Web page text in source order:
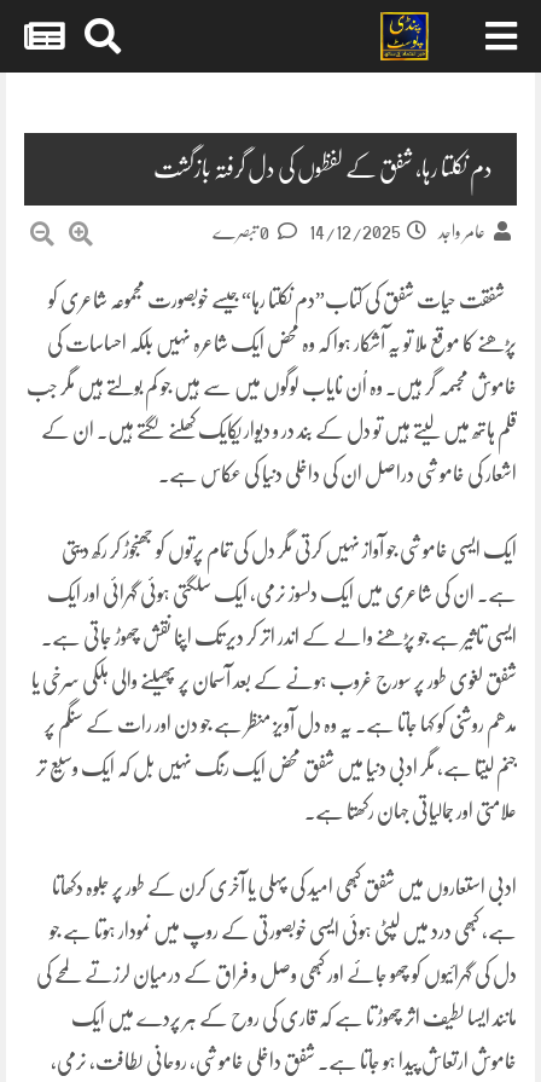
دم نکلتا رہا، شفق کے لفظوں کی دل گرفتہ بازگشت
عامر واجد 14/12/2025
شفقت حیات شفق کی کتاب”دم نکلتا رہا“جیسے خوبصورت مجموعہ شاعری کو
پڑھنے کا موقع ملا تو یہ آشکار ہوا کہ وہ محض ایک شاعرہ نہیں بلکہ احساسات کی
خاموش مجسمہ گر ہیں۔ وہ اُن نایاب لوگوں میں سے ہیں جو کم بولتے ہیں مگر جب
قلم ہاتھ میں لیتے ہیں تو دل کے بند در و دیوار یکایک کھلنے لگتے ہیں۔ ان کے
اشعار کی خاموشی دراصل ان کی داخلی دنیا کی عکاس ہے۔
ایک ایسی خاموشی جو آواز نہیں کرتی مگر دل کی تمام پرتوں کو جھنجوڑ کر رکھ دیتی
ہے۔ ان کی شاعری میں ایک دلسوز نرمی، ایک سلگتی ہوئی گہرائی اور ایک
ایسی تاثیر ہے جو پڑھنے والے کے اندر اتر کر دیر تک اپنا نقش چھوڑ جاتی ہے۔
شفق لغوی طور پر سورج غروب ہونے کے بعد آسمان پر پھیلنے والی ہلکی سرخی یا
مدھم روشنی کو کہا جاتا ہے۔ یہ وہ دل آویز منظر ہے جو دن اور رات کے سنگم پر
جنم لیتا ہے، مگر ادبی دنیا میں شفق محض ایک رنگ نہیں بل کہ ایک وسیع تر
علامتی اور جمالیاتی جہان رکھتا ہے۔
ادبی استعاروں میں شفق کبھی امید کی پہلی یا آخری کرن کے طور پر جلوہ دکھاتا
ہے، کبھی درد میں لپٹی ہوئی ایسی خوبصورتی کے روپ میں نمودار ہوتا ہے جو
دل کی گہرائیوں کو چھو جائے اور کبھی وصل و فراق کے درمیان لرزتے لمحے کی
مانند ایسا لطیف اثر چھوڑ تا ہے کہ قاری کی روح کے ہر پردے میں ایک
خاموش ارتعاش پیدا ہو جاتا ہے۔ شفق داخلی خاموشی، روحانی لطافت، نرمی،